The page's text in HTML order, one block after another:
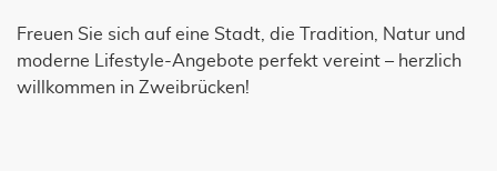
Freuen Sie sich auf eine Stadt, die Tradition, Natur und
moderne Lifestyle-Angebote perfekt vereint – herzlich
willkommen in Zweibrücken!